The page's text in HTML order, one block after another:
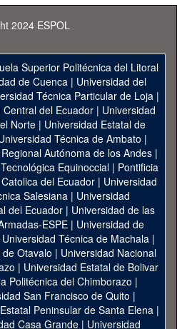
2024 ESPOL
Superior Politécnica del Litoral
de Cuenca| Universidad del
Técnica Particular de Loja|
Central del Ecuador| Universidad
Norte | Universidad Estatal de
Técnica de Ambato |
Autónoma de los Andes|
Equinoccial| Pontificia
del Ecuador | Universidad
Salesiana | Universidad
del Ecuador | Universidad de las
ESPE | Universidad de
Universidad Técnica de Machala|
Otavalo | Universidad Nacional
| Universidad Estatal de Bolivar
Politécnica del Chimborazo |
San Francisco de Quito |
Peninsular de Santa Elena|
Casa Grande | Universidad